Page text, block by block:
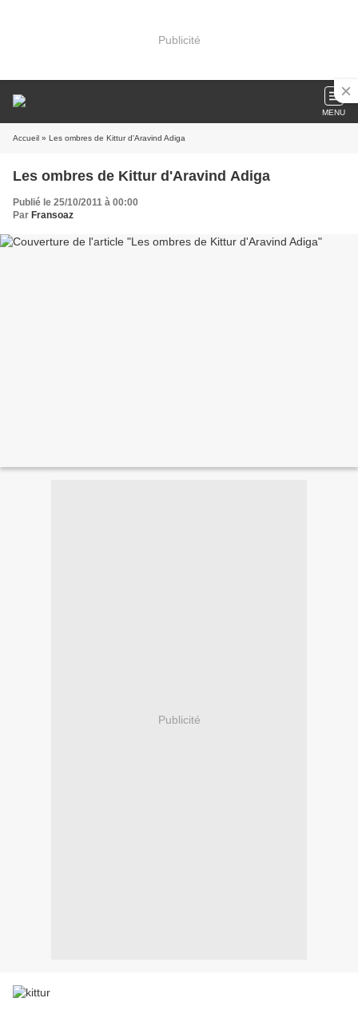
Publicité
MENU
Accueil » Les ombres de Kittur d'Aravind Adiga
Les ombres de Kittur d'Aravind Adiga
Publié le 25/10/2011 à 00:00
Par Fransoaz
Publicité